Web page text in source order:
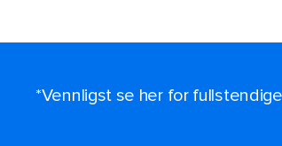
*Vennligst se her for